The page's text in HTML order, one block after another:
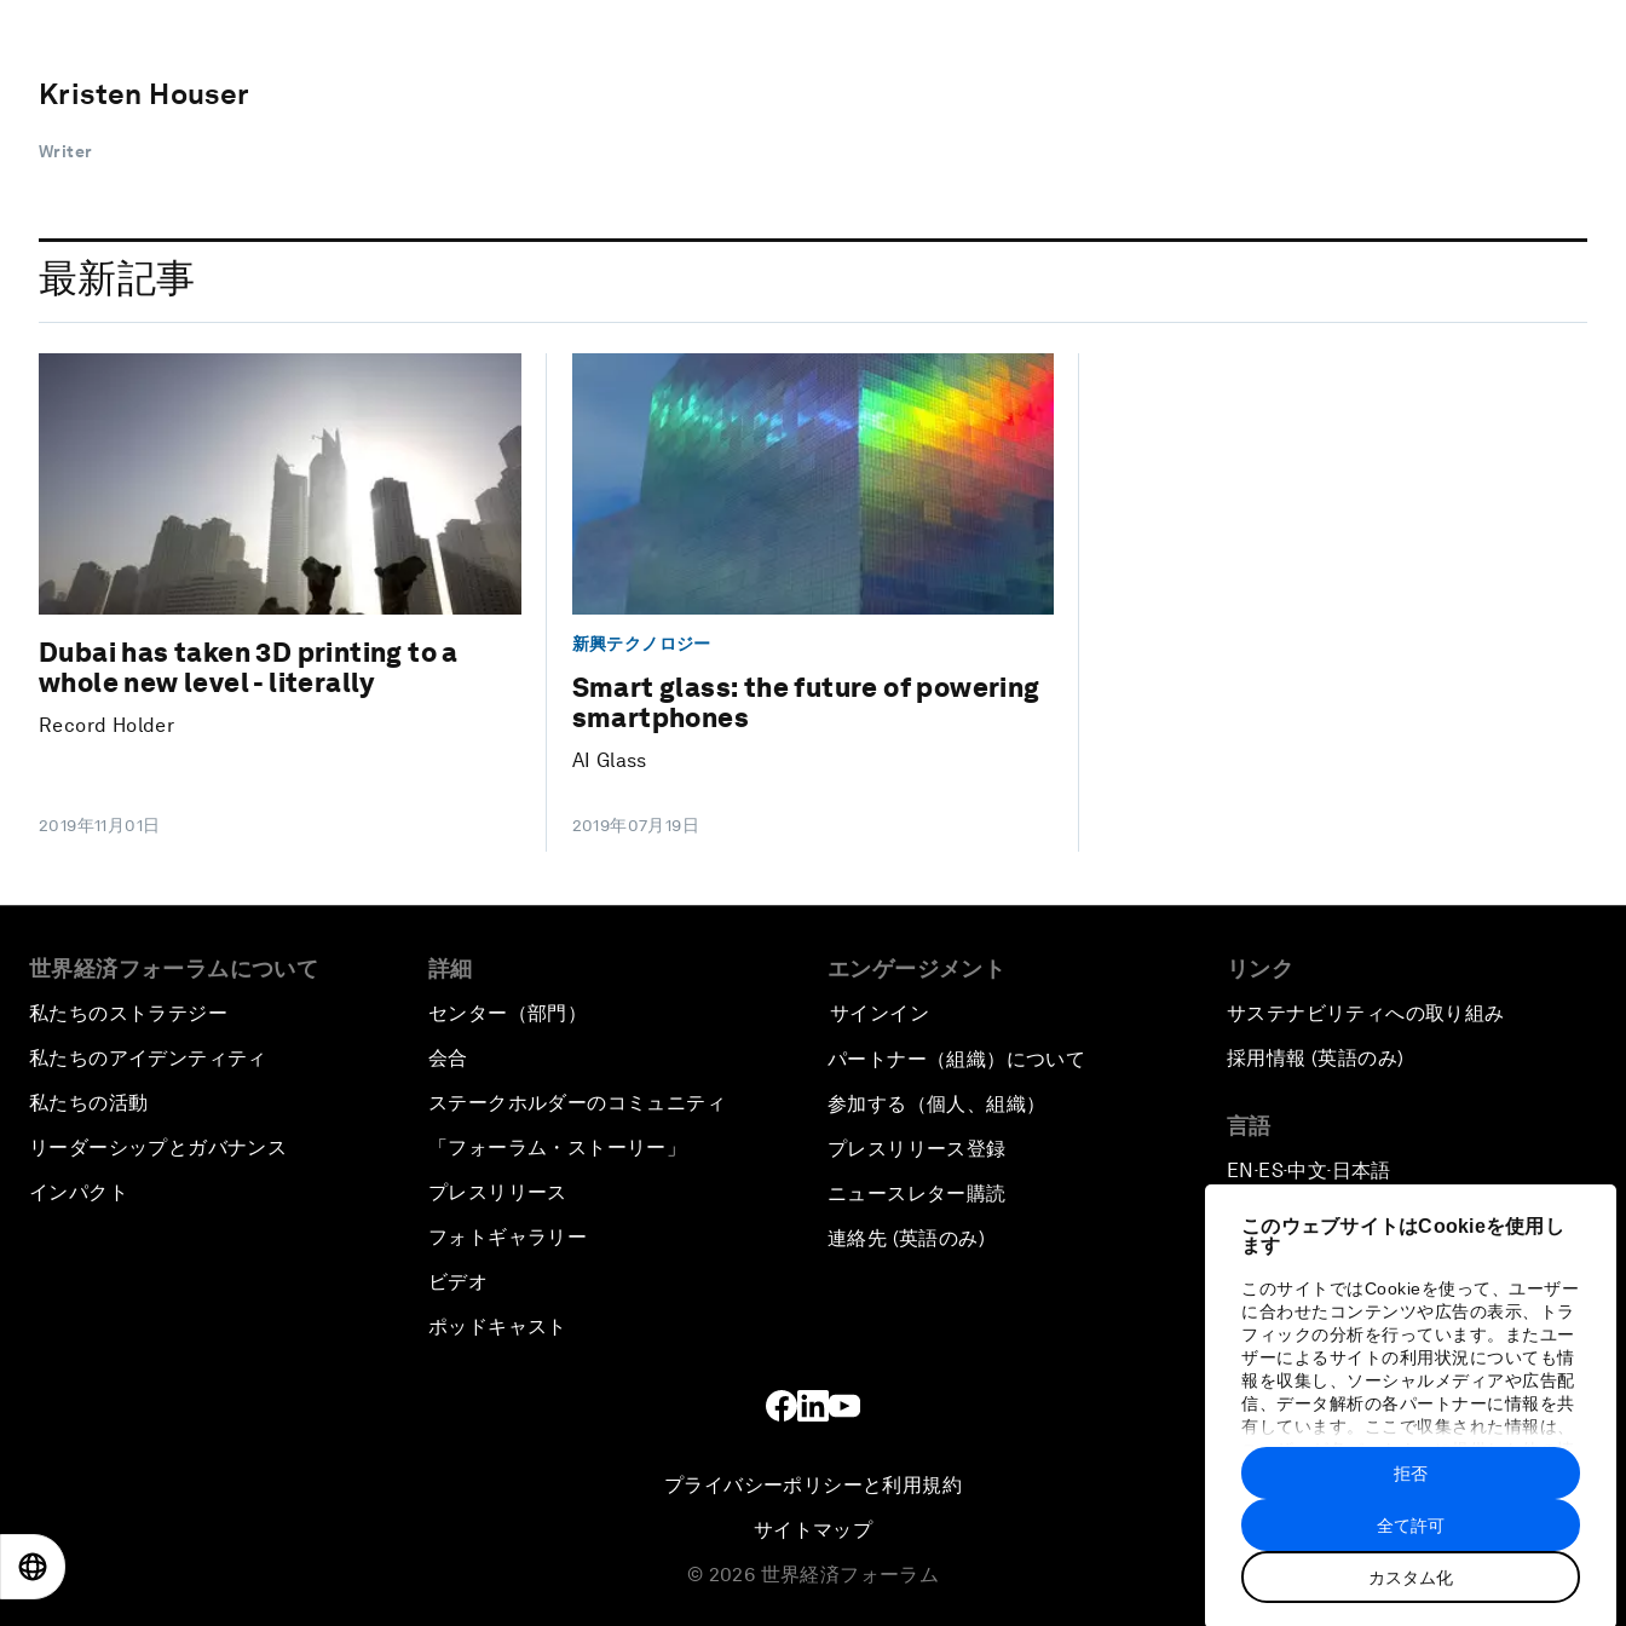
このウェブサイトはCookieを使用し
ます
このサイトではCookieを使って、ユーザー
に合わせたコンテンツや広告の表示、トラ
フィックの分析を行っています。またユー
ザーによるサイトの利用状況についても情
報を収集し、ソーシャルメディアや広告配
信、データ解析の各パートナーに情報を共
有しています。ここで収集された情報は、
ユーザーが各パートナーに提供した他の情
報や各パートナーのサービスを使用した際
に収集された情報と組み合わされ、各パー
トナーによって使用されることがありま
す。
全て許可
カスタム化
拒否
Kristen Houser
Writer
最新記事
Dubai has taken 3D printing to a
whole new level - literally
Record Holder
2019年11月01日
新興テクノロジー
Smart glass: the future of powering
smartphones
AI Glass
2019年07月19日
世界経済フォーラムについて
私たちのストラテジー
私たちのアイデンティティ
私たちの活動
リーダーシップとガバナンス
インパクト
詳細
センター（部門）
会合
ステークホルダーのコミュニティ
「フォーラム・ストーリー」
プレスリリース
フォトギャラリー
ビデオ
ポッドキャスト
エンゲージメント
サインイン
パートナー（組織）について
参加する（個人、組織）
プレスリリース登録
ニュースレター購読
連絡先 (英語のみ)
リンク
サステナビリティへの取り組み
採用情報 (英語のみ)
言語
EN ▪ ES▪中文▪ 日本語
プライバシーポリシーと利用規約
サイトマップ
© 2026 世界経済フォーラム